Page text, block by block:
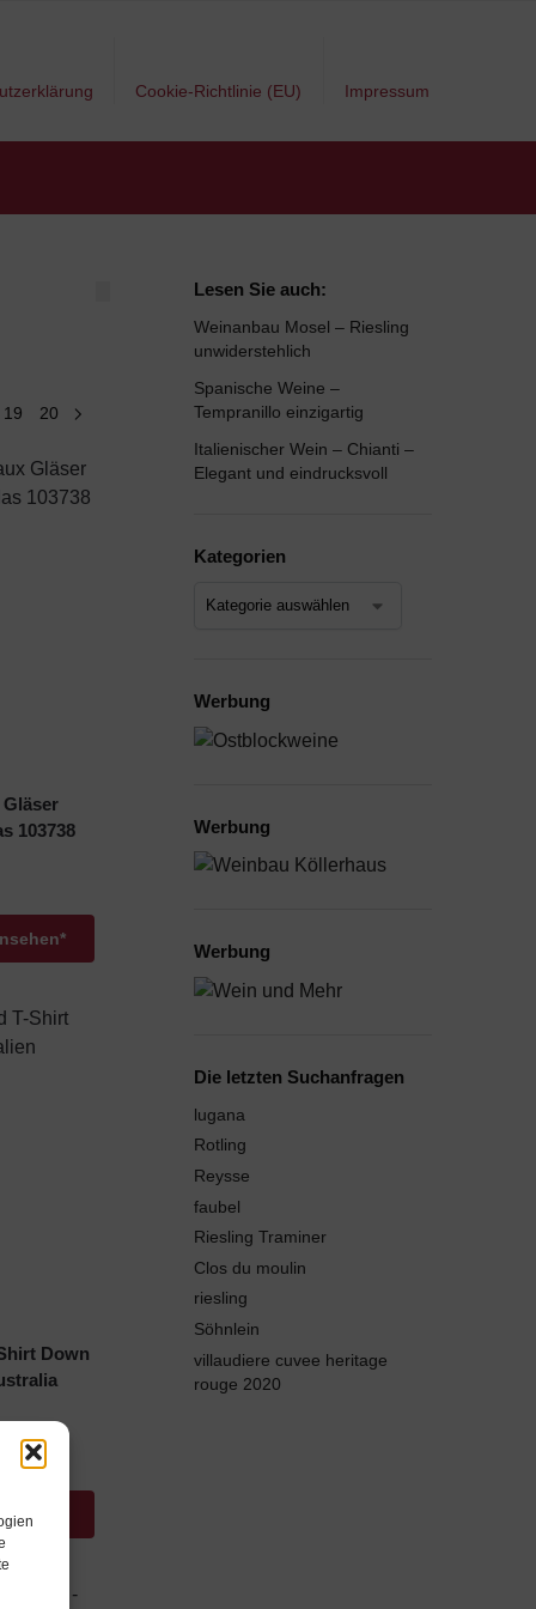
Cookie-Richtlinie (EU) Impressum
19 20
103738
Down
Lesen Sie auch:
Weinanbau Mosel – Riesling
unwiderstehlich
Spanische Weine –
Tempranillo einzigartig
Italienischer Wein – Chianti –
Elegant und eindrucksvoll
Kategorien
Werbung
Werbung
Werbung
Die letzten Suchanfragen
lugana
Rotling
Reysse
faubel
Riesling Traminer
Clos du moulin
riesling
Söhnlein
villaudiere cuvee heritage
rouge 2020